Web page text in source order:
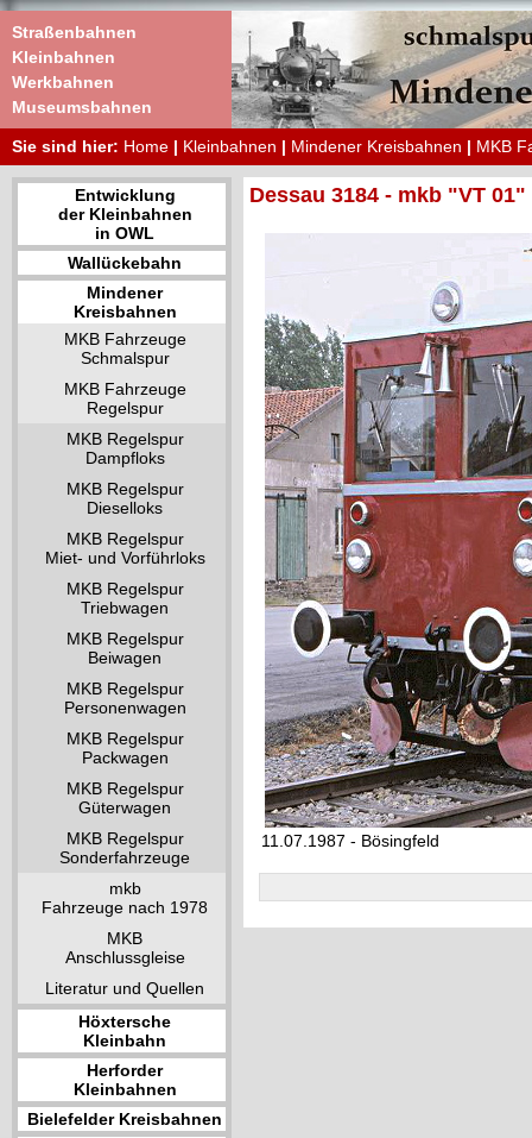
Straßenbahnen
Kleinbahnen
Werkbahnen
Museumsbahnen
Sie sind hier: Home | Kleinbahnen | Mindener Kreisbahnen | MKB
Entwicklung
der Kleinbahnen
in OWL
Wallückebahn
Mindener
Kreisbahnen
MKB Fahrzeuge
Schmalspur
MKB Fahrzeuge
Regelspur
MKB Regelspur
Dampfloks
MKB Regelspur
Dieselloks
MKB Regelspur
Miet- und Vorführloks
MKB Regelspur
Triebwagen
MKB Regelspur
Beiwagen
MKB Regelspur
Personenwagen
MKB Regelspur
Packwagen
MKB Regelspur
Güterwagen
MKB Regelspur
Sonderfahrzeuge
mkb
Fahrzeuge nach 1978
MKB
Anschlussgleise
Literatur und Quellen
Höxtersche
Kleinbahn
Herforder
Kleinbahnen
Bielefelder Kreisbahnen
Dessau 3184 - mkb "VT 01"
11.07.1987 - Bösingfeld